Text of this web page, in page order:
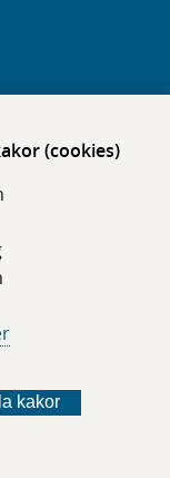
(cookies)
kakor